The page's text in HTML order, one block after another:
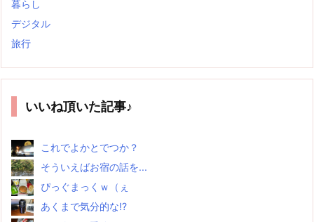
暮らし
デジタル
旅行
いいね頂いた記事♪
これでよかとでつか？
そういえばお宿の話を...
ぴっぐまっくｗ（ぇ
あくまで気分的な!?